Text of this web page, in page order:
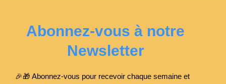
Abonnez-vous à notre
Newsletter
🎉🎁 Abonnez-vous pour recevoir chaque semaine et